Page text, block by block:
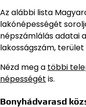
Az alábbi lista
lakónépességét
népszámlálás adatai
lakosságszám,
Nézd meg a többi
népességét is.
Bonyhádvarasd